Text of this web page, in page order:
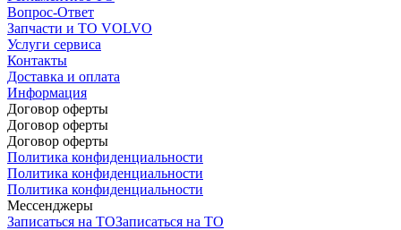
Вопрос-Ответ
Запчасти и ТО VOLVO
Услуги сервиса
Контакты
Доставка и оплата
Информация
Договор оферты
Договор оферты
Договор оферты
Политика конфиденциальности
Политика конфиденциальности
Политика конфиденциальности
Мессенджеры
Записаться на ТОЗаписаться на ТО